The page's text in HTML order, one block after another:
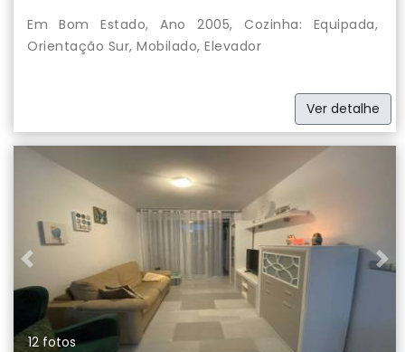
Em Bom Estado, Ano 2005, Cozinha: Equipada,
Orientação Sur, Mobilado, Elevador
Ver detalhe
Previous
12 fotos